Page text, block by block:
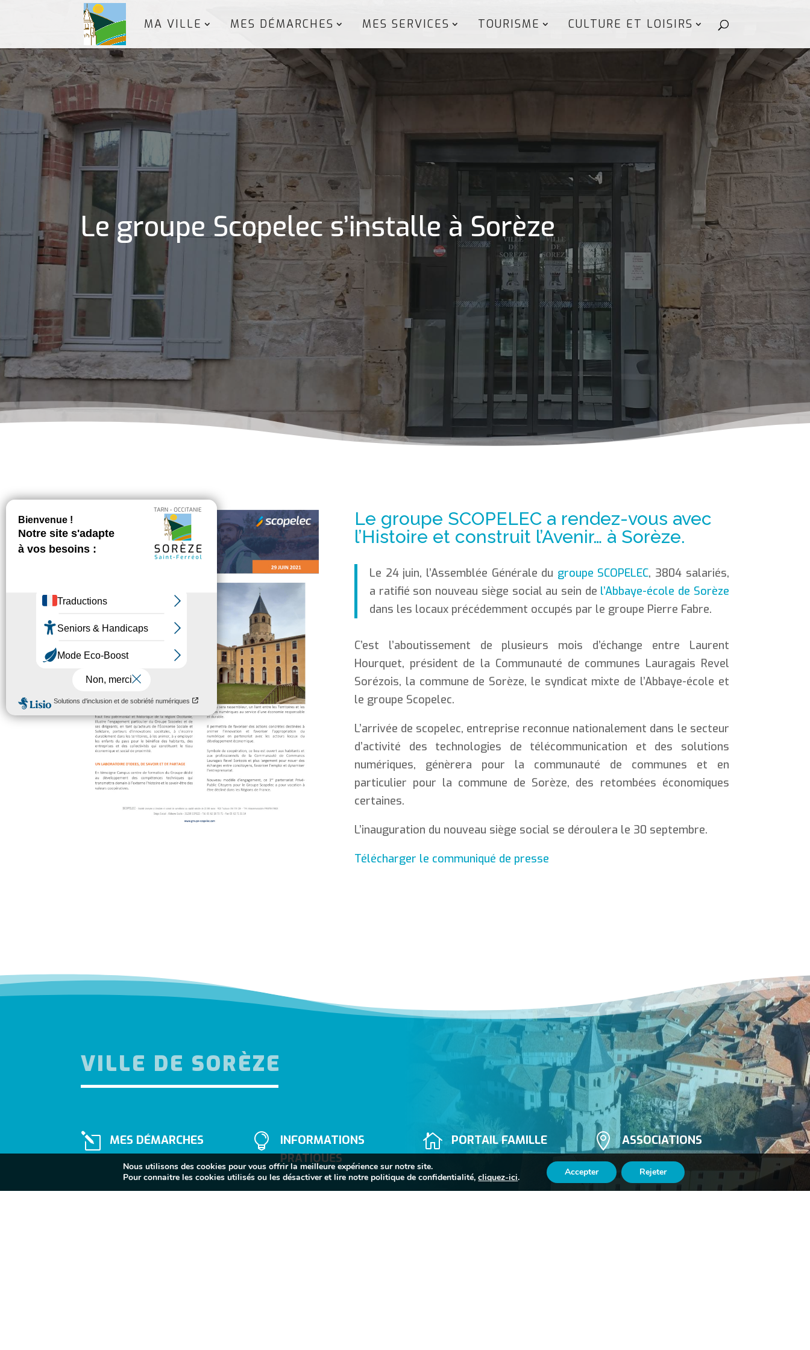
MA VILLE MES DÉMARCHES MES SERVICES TOURISME CULTURE ET LOISIRS
Le groupe Scopelec s’installe à Sorèze
Le groupe SCOPELEC a rendez-vous avec
l’Histoire et construit l’Avenir… à Sorèze.
Le 24 juin, l’Assemblée Générale du groupe SCOPELEC, 3804 salariés,
a ratifié son nouveau siège social au sein de l’Abbaye-école de Sorèze
dans les locaux précédemment occupés par le groupe Pierre Fabre.
C’est l’aboutissement de plusieurs mois d’échange entre Laurent
Hourquet, président de la Communauté de communes Lauragais Revel
Sorézois, la commune de Sorèze, le syndicat mixte de l’Abbaye-école et
le groupe Scopelec.
L’arrivée de scopelec, entreprise reconnue nationalement dans le secteur
d’activité des technologies de télécommunication et des solutions
numériques, génèrera pour la communauté de communes et en
particulier pour la commune de Sorèze, des retombées économiques
certaines.
L’inauguration du nouveau siège social se déroulera le 30 septembre.
Télécharger le communiqué de presse
VILLE DE SORÈZE
l MES DÉMARCHES 
INFORMATIONS
PRATIQUES
 PORTAIL FAMILLE  ASSOCIATIONS
Nous utilisons des cookies pour vous offrir la meilleure expérience sur notre site.
Pour connaitre les cookies utilisés ou les désactiver et lire notre politique de confidentialité,cliquez-ici. Accepter Rejeter